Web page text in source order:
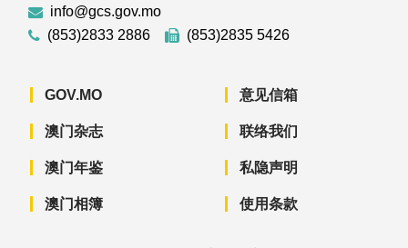
info@gcs.gov.mo
(853)2833 2886
(853)2835 5426
GOV.MO
澳门杂志
澳门年鉴
澳门相簿
意见信箱
联络我们
私隐声明
使用条款